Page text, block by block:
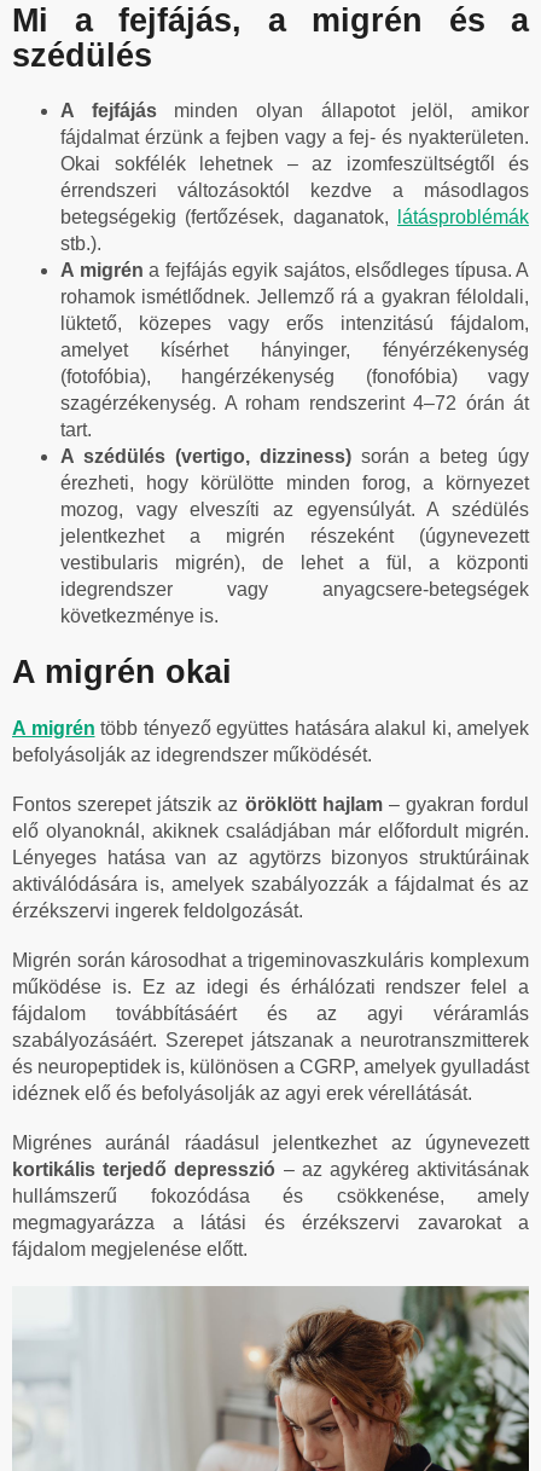
Mi a fejfájás, a migrén és a
szédülés
A fejfájásminden olyan állapotot jelöl, amikor
fájdalmat érzünk a fejben vagy a fej- és nyakterületen.
Okai sokfélék lehetnek – az izomfeszültségtől és
érrendszeri változásoktól kezdve a másodlagos
betegségekig (fertőzések, daganatok,
látásproblémák
stb.).
A migrén a fejfájás egyik sajátos, elsődleges típusa. A
rohamok ismétlődnek. Jellemző rá a gyakran féloldali,
lüktető, közepes vagy erős intenzitású fájdalom,
amelyet kísérhet hányinger, fényérzékenység
(fotofóbia), hangérzékenység (fonofóbia) vagy
szagérzékenység. A roham rendszerint 4–72 órán át
tart.
A szédülés (vertigo, dizziness) során a beteg úgy
érezheti, hogy körülötte minden forog, a környezet
mozog, vagy elveszíti az egyensúlyát. A szédülés
jelentkezhet a migrén részeként (úgynevezett
vestibularis migrén), de lehet a fül, a központi
idegrendszer vagy anyagcsere-betegségek
következménye is.
A migrén okai
A migrén több tényező együttes hatására alakul ki, amelyek
befolyásolják az idegrendszer működését.
Fontos szerepet játszik az öröklött hajlam– gyakran fordul
elő olyanoknál, akiknek családjában már előfordult migrén.
Lényeges hatása van az agytörzs bizonyos struktúráinak
aktiválódására is, amelyek szabályozzák a fájdalmat és az
érzékszervi ingerek feldolgozását.
Migrén során károsodhat a trigeminovaszkuláris komplexum
működése is. Ez az idegi és érhálózati rendszer felel a
fájdalom továbbításáért és az agyi véráramlás
szabályozásáért. Szerepet játszanak a neurotranszmitterek
és neuropeptidek is, különösen a CGRP, amelyek gyulladást
idéznek elő és befolyásolják az agyi erek vérellátását.
Migrénes auránál ráadásul jelentkezhet az úgynevezett
kortikális terjedő depresszió – az agykéreg aktivitásának
hullámszerű fokozódása és csökkenése, amely
megmagyarázza a látási és érzékszervi zavarokat a
fájdalom megjelenése előtt.